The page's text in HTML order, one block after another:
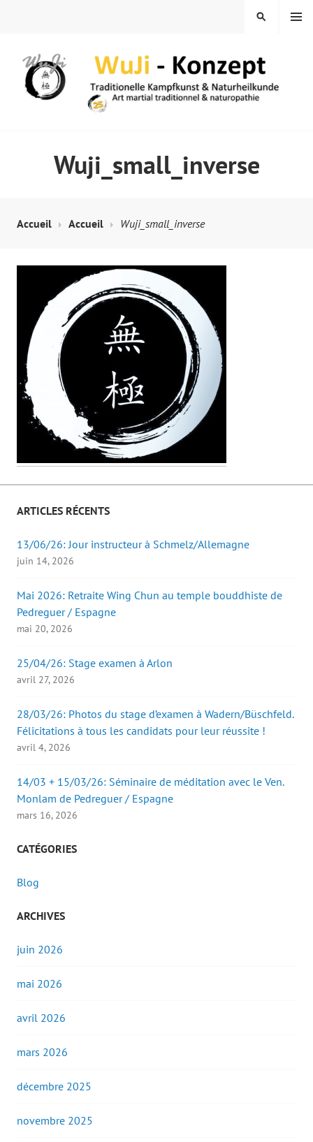
MENU
SEARCH
Wuji_small_inverse
Accueil Accueil Wuji_small_inverse
ARTICLES RÉCENTS
13/06/26: Jour instructeur à Schmelz/Allemagne
juin 14, 2026
Mai 2026: Retraite Wing Chun au temple bouddhiste de
Pedreguer / Espagne
mai 20, 2026
25/04/26: Stage examen à Arlon
avril 27, 2026
28/03/26: Photos du stage d’examen à Wadern/Büschfeld.
Félicitations à tous les candidats pour leur réussite !
avril 4, 2026
14/03 + 15/03/26: Séminaire de méditation avec le Ven.
Monlam de Pedreguer / Espagne
mars 16, 2026
CATÉGORIES
Blog
ARCHIVES
juin 2026
mai 2026
avril 2026
mars 2026
décembre 2025
novembre 2025